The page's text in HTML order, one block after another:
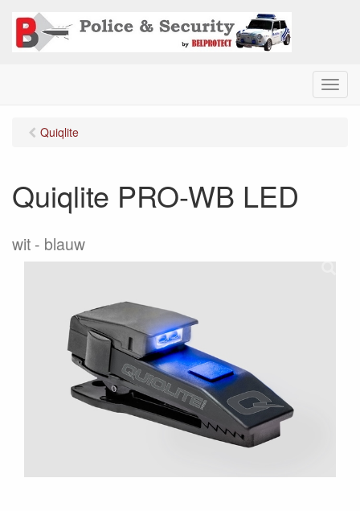
M
e
Quiqlite
Quiqlite PRO-WB LED
wit - blauw